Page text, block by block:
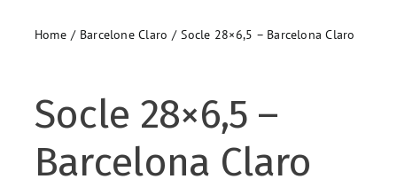
Qui sommes-nous ?
Produits
Projets
Home Barcelone Claro Socle 28×6,5 – Barcelona Claro
Socle 28×6,5 –
Barcelona Claro